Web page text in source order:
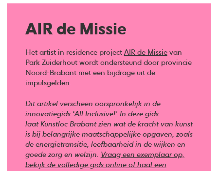
AIR de Missie
Het artist in residence project AIR de Missievan
Park Zuiderhout wordt ondersteund door provincie
Noord-Brabant met een bijdrage uit de
impulsgelden.
Dit artikel verscheen oorspronkelijk in de
innovatiegids ‘All Inclusive!’. In deze gids
laat Kunstloc Brabant zien wat de kracht van kunst
is bij belangrijke maatschappelijke opgaven, zoals
de energietransitie, leefbaarheid in de wijken en
goede zorg en welzijn. Vraag een exemplaar op,
bekijk de volledige gids online of haal een